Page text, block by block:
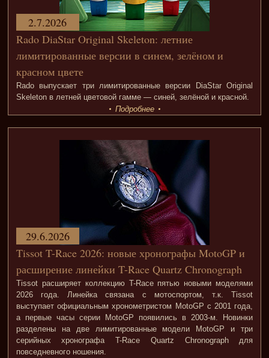
Rado DiaStar Original Skeleton: летние
лимитированные версии в синем, зелёном и
красном цвете
Rado выпускает три лимитированные версии DiaStar Original
Skeleton в летней цветовой гамме — синей, зелёной и красной.
2.7.2026
Подробнее
Tissot T-Race 2026: новые хронографы MotoGP и
расширение линейки T-Race Quartz Chronograph
Tissot расширяет коллекцию T-Race пятью новыми моделями
2026 года. Линейка связана с мотоспортом, т.к. Tissot
выступает официальным хронометристом MotoGP с 2001 года,
а первые часы серии MotoGP появились в 2003-м. Новинки
разделены на две лимитированные модели MotoGP и три
серийных хронографа T-Race Quartz Chronograph для
повседневного ношения.
29.6.2026